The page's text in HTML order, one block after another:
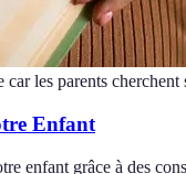
les parents
Enfant
enfant grâce à des